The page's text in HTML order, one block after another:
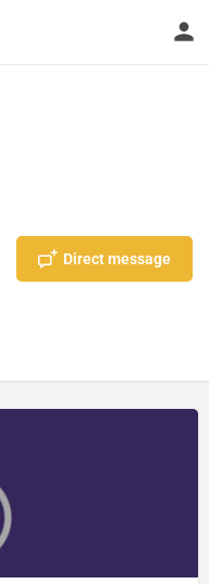
Direct message